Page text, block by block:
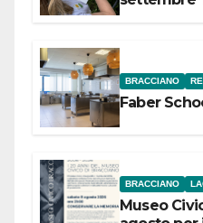
BRACCIANO
Faber
BRACCIANO
Museo